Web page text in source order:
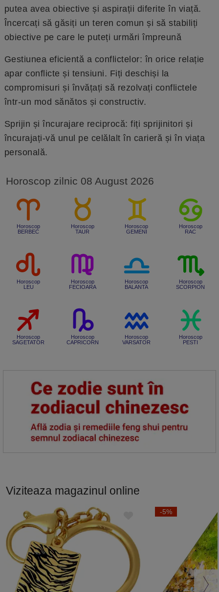
putea avea obiective și aspirații diferite în viață.
Încercați să găsiți un teren comun și să stabiliți
obiective pe care le puteți urmări împreună
Gestiunea eficientă a conflictelor: în orice relație
apar conflicte și tensiuni. Fiți deschiși la
compromisuri și învățați să rezolvați conflictele
într-un mod sănătos și constructiv.
Sprijin și încurajare reciprocă: fiți sprijinitori și
încurajați-vă unul pe celălalt în carieră și în viața
personală.
Horoscop zilnic 08 August 2026
Horoscop
BERBEC
Horoscop
TAUR
Horoscop
GEMENI
Horoscop
RAC
Horoscop
LEU
Horoscop
FECIOARA
Horoscop
BALANTA
Horoscop
SCORPION
Horoscop
SAGETATOR
Horoscop
CAPRICORN
Horoscop
VARSATOR
Horoscop
PESTI
Viziteaza magazinul online
-5%